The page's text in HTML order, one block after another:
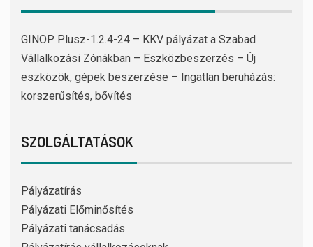
GINOP Plusz-1.2.4-24 – KKV pályázat a Szabad
Vállalkozási Zónákban – Eszközbeszerzés – Új
eszközök, gépek beszerzése – Ingatlan beruházás:
korszerűsítés, bővítés
SZOLGÁLTATÁSOK
Pályázatírás
Pályázati Előminősítés
Pályázati tanácsadás